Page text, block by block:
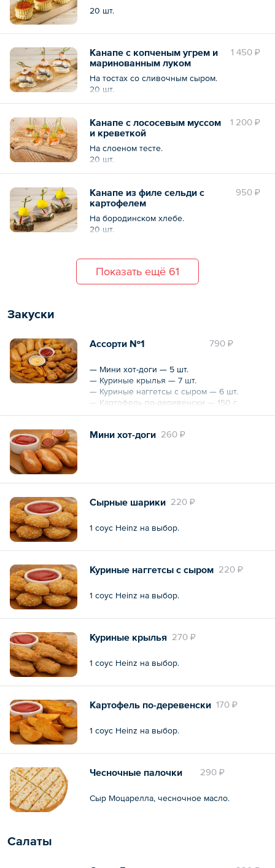
20 шт.
1 450 ₽
Канапе с копченым угрем и
маринованным луком
На тостах со сливочным сыром.
20 шт.
1 200 ₽
Канапе с лососевым муссом
и креветкой
На слоеном тесте.
20 шт.
950 ₽
Канапе из филе сельди с
картофелем
На бородинском хлебе.
20 шт.
Показать ещё 61
Закуски
790 ₽
Ассорти №1
— Мини хот-доги — 5 шт.
— Куриные крылья — 7 шт.
— Куриные наггетсы с сыром — 6 шт.
— Картофель по-деревенски — 150 г
— 3 соуса Heinz на выбор
260 ₽
Мини хот-доги
220 ₽
Сырные шарики
1 соус Heinz на выбор.
220 ₽
Куриные наггетсы с сыром
1 соус Heinz на выбор.
270 ₽
Куриные крылья
1 соус Heinz на выбор.
170 ₽
Картофель по-деревенски
1 соус Heinz на выбор.
290 ₽
Чесночные палочки
Сыр Моцарелла, чесночное масло.
Салаты